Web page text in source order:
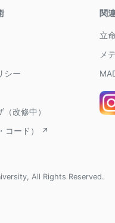
シー
改修中）
コード） ↗
関
立
メ
All Rights Reserved.